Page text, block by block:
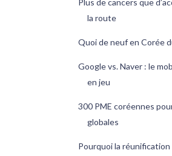
la route
Quoi de neuf en Corée
Google vs. Naver : le
en jeu
300 PME coréennes
globales
Pourquoi la réunification